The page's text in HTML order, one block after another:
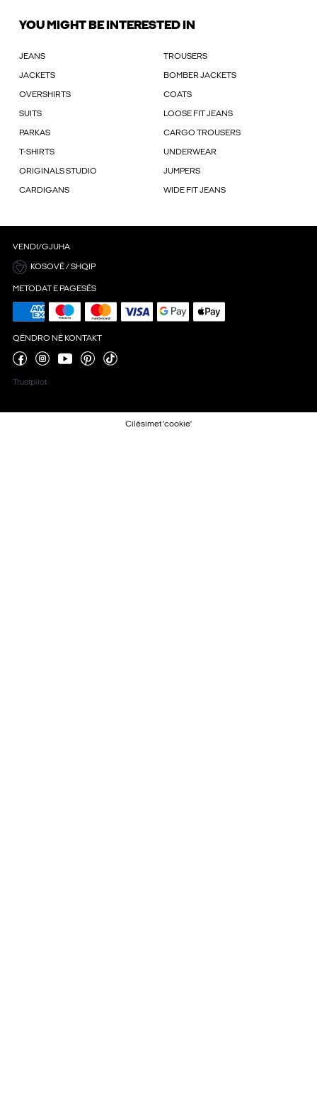
YOU MIGHT BE INTERESTED IN
JEANS TROUSERS
JACKETS BOMBER JACKETS
OVERSHIRTS COATS
SUITS LOOSE FIT JEANS
PARKAS CARGO TROUSERS
T-SHIRTS UNDERWEAR
ORIGINALS STUDIO JUMPERS
CARDIGANS WIDE FIT JEANS
VENDI/GJUHA
KOSOVË / SHQIP
METODAT E PAGESËS
QËNDRO NË KONTAKT
Trustpilot
Cilësimet 'cookie'